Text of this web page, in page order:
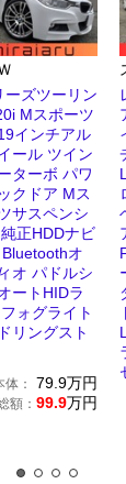
ーズツーリン
Mスポーツ
インチアル
ール ツイン
ターボ パワ
クドア Mス
サスペンシ
純正HDDナビ
オ
オ パドルシ
ートHIDラ
ォグライト
リングスト
体： 79.9万円
額： 99.9万円